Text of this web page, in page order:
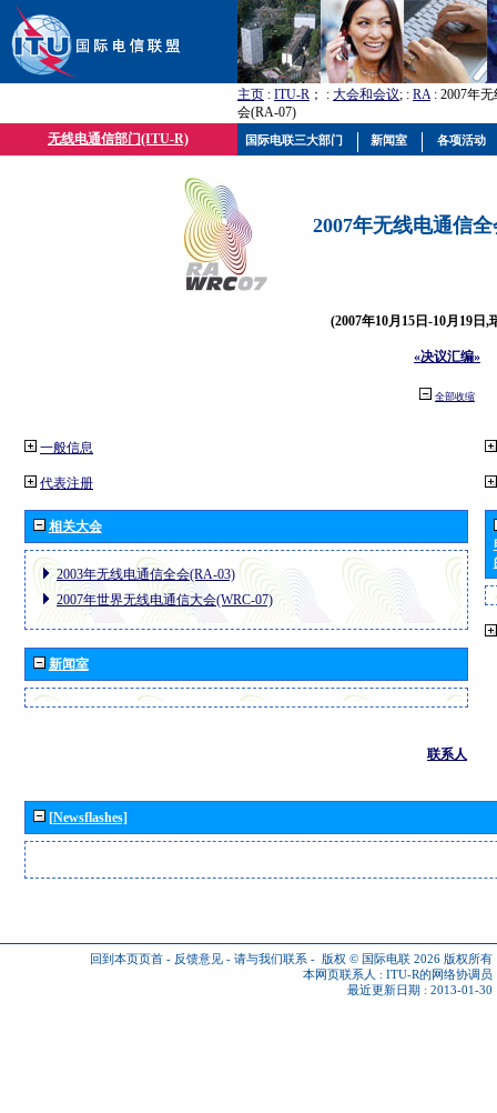
主页 : ITU-R ； : 大会和会议; : RA: 2007年
会(RA-07)
无线电通信部门(ITU-R)
2007年无线电通信
(2007年10月15日-10月19日,
«决议汇编»
全部收缩
一般信息
代表注册
相关大会
2003年无线电通信全会(RA-03)
2007年世界无线电通信大会(WRC-07)
新闻室
联系人
[Newsflashes]
回到本页页首 - 反馈意见 - 请与我们联系 - 版权 © 国际电联 2026 版权所有
本网页联系人 : ITU-R的网络协调员
最近更新日期 : 2013-01-30
国际电联三大部门 新闻室 各项活动